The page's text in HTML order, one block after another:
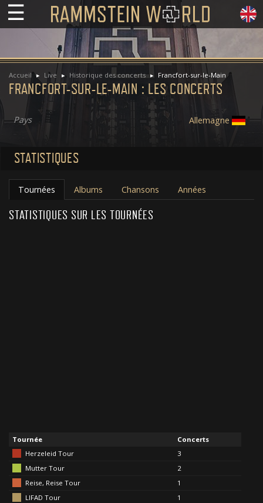
☰
Accueil Live Historique des concerts Francfort-sur-le-Main
FRANCFORT-SUR-LE-MAIN : LES CONCERTS
Pays Allemagne
STATISTIQUES
Tournées Albums Chansons Années
STATISTIQUES SUR LES TOURNÉES
Tournée
Concerts
Herzeleid Tour
3
Mutter Tour
2
Reise, Reise Tour
1
LIFAD Tour
1